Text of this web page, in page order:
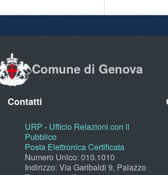
Comune di Genova
Contatti
URP - Ufficio Relazioni con il
Pubblico
Posta Elettronica Certificata
Numero Unico: 010.1010
Indirizzo: Via Garibaldi 9, Palazzo